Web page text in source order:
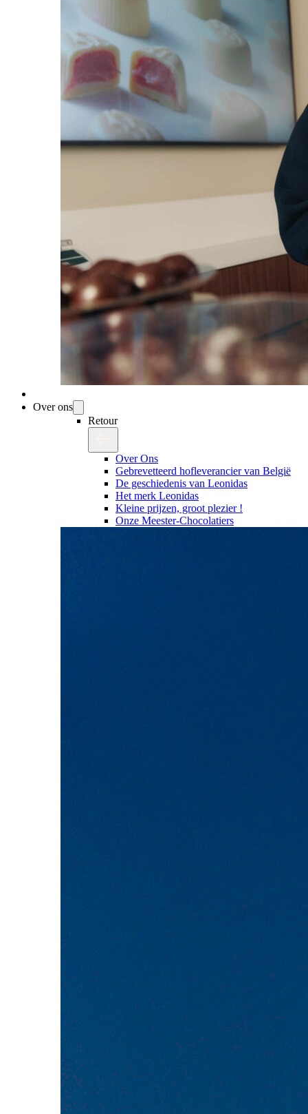
Over ons
Retour
Over Ons
Gebrevetteerd hofleverancier van België
De geschiedenis van Leonidas
Het merk Leonidas
Kleine prijzen, groot plezier !
Onze Meester-Chocolatiers